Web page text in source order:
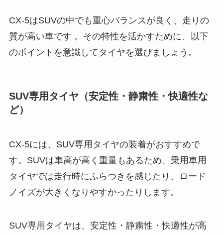
CX-5はSUVの中でも重心バランスが良く、走りの
質が高い車です 。その特性を活かすために、以下
のポイントを意識してタイヤを選びましょう。
SUV専用タイヤ（安定性・静粛性・快適性な
ど）
CX-5には、SUV専用タイヤの装着がおすすめで
す。SUVは車高が高く重量もあるため、乗用車用
タイヤでは走行時にふらつきを感じたり、ロード
ノイズが大きくなりやすかったりします。
SUV専用タイヤは、安定性・静粛性・快適性が高